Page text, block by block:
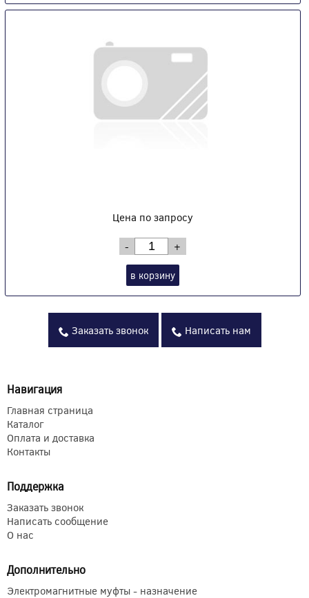
Цена по запросу
- +
в корзину
Заказать звонок Написать нам
Навигация
Главная страница
Каталог
Оплата и доставка
Контакты
Поддержка
Заказать звонок
Написать сообщение
О нас
Дополнительно
Электромагнитные муфты - назначение